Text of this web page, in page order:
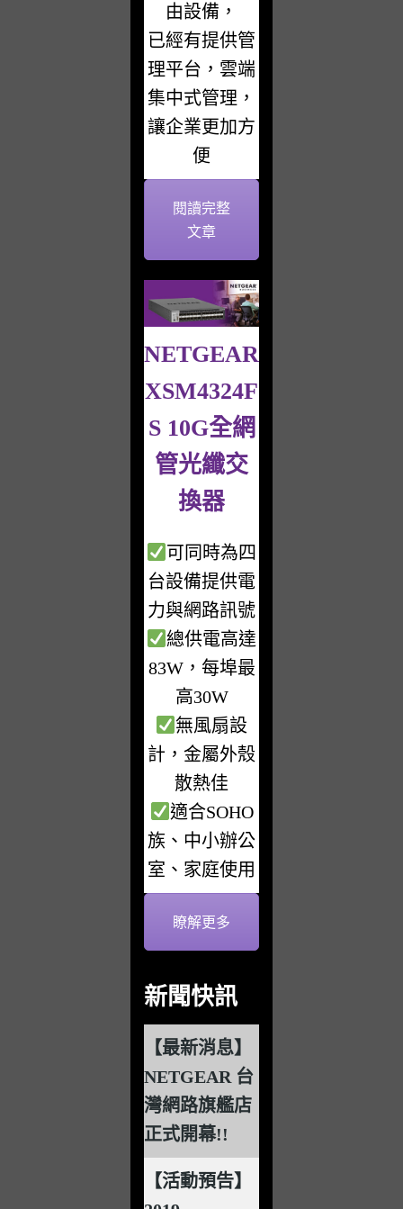
由設備，
已經有提供管
理平台，雲端
集中式管理，
讓企業更加方
便
閱讀完整
文章
NETGEAR
XSM4324F
S 10G全網
管光纖交
換器
可同時為四
台設備提供電
力與網路訊號
總供電高達
83W，每埠最
高30W
無風扇設
計，金屬外殼
散熱佳
適合SOHO
族、中小辦公
室、家庭使用
瞭解更多
新聞快訊
【最新消息】
NETGEAR 台
灣網路旗艦店
正式開幕!!
【活動預告】